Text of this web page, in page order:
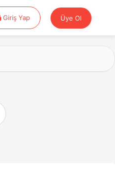
Giriş YapGiriş Yap Üye Ol